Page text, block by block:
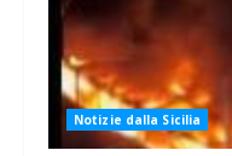
Notizie dalla Sicilia